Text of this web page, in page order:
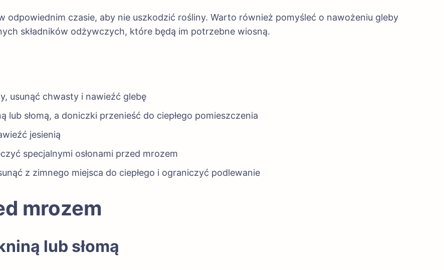
odpowiednim czasie, aby nie uszkodzić rośliny. Warto również pomyśleć o nawożeniu gleby
składników odżywczych, które będą im potrzebne wiosną.
usunąć chwasty i nawieźć glebę
lub słomą, a doniczki przenieść do ciepłego pomieszczenia
jesienią
specjalnymi osłonami przed mrozem
z zimnego miejsca do ciepłego i ograniczyć podlewanie
mrozem
lub słomą